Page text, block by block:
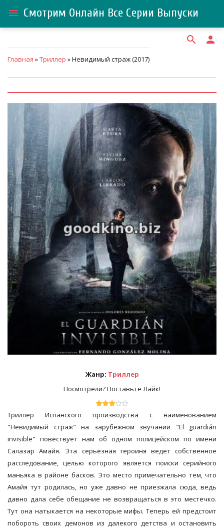
menu Смотрим Онлайн Все Серии Выпуски
search person
Главная »Триллер » Невидимый страж (2017)
Жанр: Триллер
Посмотрели? Поставьте Лайк!
Триллер Испанского производства с наименованием
"Невидимый страж" на зарубежном звучании "El guardián
invisible" повествует нам об одном полицейском по имени
Салазар Амайя. Эта серьезная героиня ведет собственное
расследование, целью которого является поиски серийного
маньяка в районе басков. Это место примечательно тем, что
Амайя тут родилась, но уже давно не приезжала сюда, ведь
давно дала себе обещание не возвращаться в это местечко.
Тут она натыкается на некоторые мифы. Теперь ей предстоит
побороть своих демонов из далекого детства и остановить